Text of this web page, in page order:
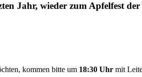
Jahr, wieder zum Apfelfest
kommen bitte um 18:30 Uhr mit